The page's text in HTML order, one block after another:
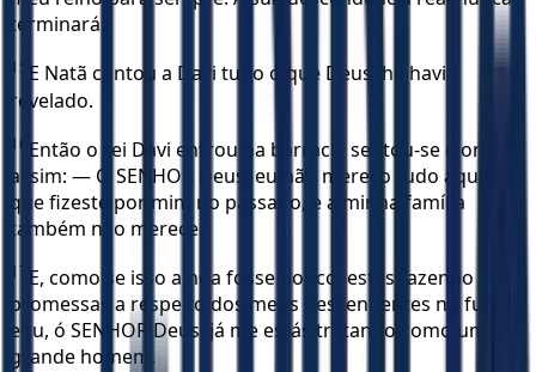
terminará.”
15 E Natã contou a Davi tudo o que Deus lhe havia
revelado.
16 Então o rei Davi entrou na barraca, sentou-se e orou
assim: — Ó SENHOR Deus, eu não mereço tudo aquilo
que fizeste por mim no passado, e a minha família
também não merece.
17 E, como se isso ainda fosse pouco, estás fazendo
promessas a respeito dos meus descendentes no futuro
e tu, ó SENHOR Deus, já me estás tratando como um
grande homem.